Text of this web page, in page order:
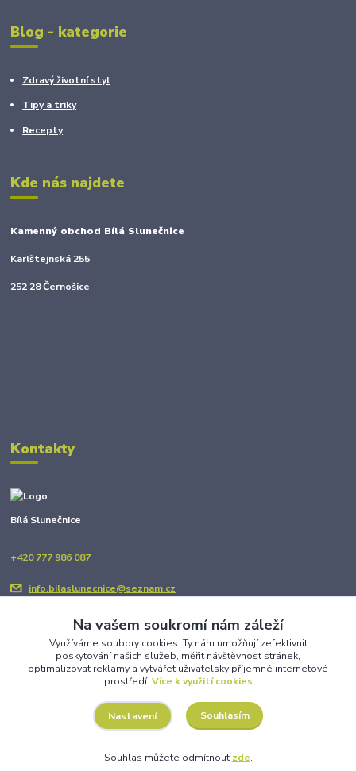
Blog - kategorie
Zdravý životní styl
Tipy a triky
Recepty
Kde nás najdete
Kamenný obchod Bílá Slunečnice
Karlštejnská 255
252 28 Černošice
Kontakty
Bílá Slunečnice
+420 777 986 087
info.bilaslunecnice@seznam.cz
Upravit sběr cookies.
Vytvořeno na
Eshop-rychle.cz
Na vašem soukromí nám záleží
Využíváme soubory cookies. Ty nám umožňují zefektivnit
poskytování našich služeb, měřit návštěvnost stránek,
optimalizovat reklamy a vytvářet uživatelsky příjemné internetové
prostředí. Více k využití cookies
Nastavení Souhlasím
Souhlas můžete odmítnout zde.